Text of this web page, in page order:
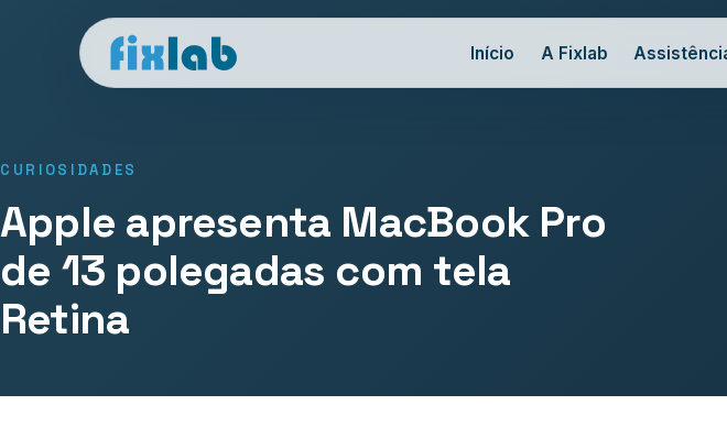
Início A Fixlab
CURIOSIDADES
Apple apresenta MacBook Pro
de 13 polegadas com tela
Retina